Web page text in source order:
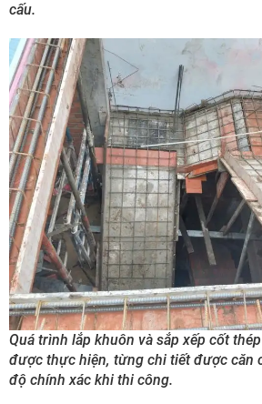
cấu.
Quá trình lắp khuôn và sắp xếp cốt
được thực hiện, từng chi tiết được căn
độ chính xác khi thi công.